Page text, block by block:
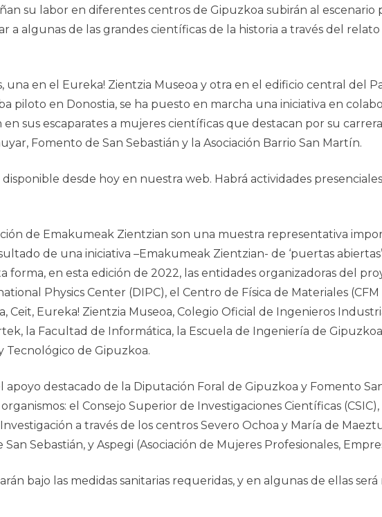
su labor en diferentes centros de Gipuzkoa subirán al escenario
algunas de las grandes científicas de la historia a través del relato
una en el Eureka! Zientzia Museoa y otra en el edificio central del
piloto en Donostia, se ha puesto en marcha una iniciativa en
sus escaparates a mujeres científicas que destacan por su
Fomento de San Sebastián y la Asociación Barrio San Martín.
desde hoy en nuestra web. Habrá actividades
de Emakumeak Zientzian son una muestra representativa
de una iniciativa –Emakumeak Zientzian- de ‘puertas
forma, en esta edición de 2022, las entidades organizadoras del
Physics Center (DIPC), el Centro de Física de Materiales (CFM
Ceit, Eureka! Zientzia Museoa, Colegio Oficial de Ingenieros
la Facultad de Informática, la Escuela de Ingeniería de
Tecnológico de Gipuzkoa.
destacado de la Diputación Foral de Gipuzkoa y Fomento
el Consejo Superior de Investigaciones Científicas
a través de los centros Severo Ochoa y María de
Sebastián, y Aspegi (Asociación de Mujeres Profesionales,
bajo las medidas sanitarias requeridas, y en algunas de ellas